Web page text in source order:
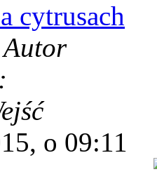
cytrusach
Autor
o 09:11